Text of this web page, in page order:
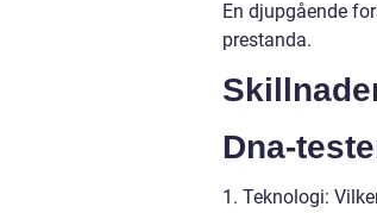
En djupgående
prestanda.
Dna-
1. Teknologi: